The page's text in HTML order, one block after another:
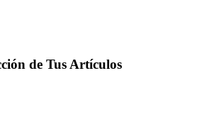
de Tus Artículos